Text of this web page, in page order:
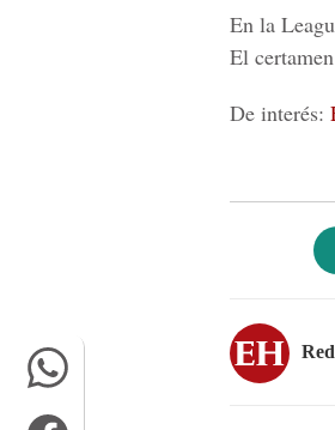
En la
El
De interés: